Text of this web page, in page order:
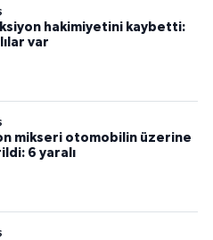
hakimiyetini kaybetti:
var
mikseri otomobilin üzerine
6 yaralı